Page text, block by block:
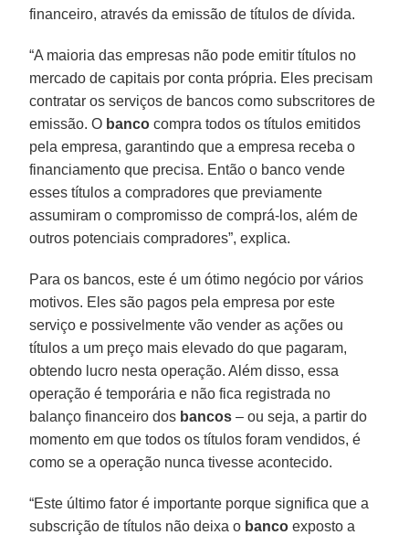
financeiro, através da emissão de títulos de dívida.
“A maioria das empresas não pode emitir títulos no
mercado de capitais por conta própria. Eles precisam
contratar os serviços de bancos como subscritores de
emissão. O banco compra todos os títulos emitidos
pela empresa, garantindo que a empresa receba o
financiamento que precisa. Então o banco vende
esses títulos a compradores que previamente
assumiram o compromisso de comprá-los, além de
outros potenciais compradores”, explica.
Para os bancos, este é um ótimo negócio por vários
motivos. Eles são pagos pela empresa por este
serviço e possivelmente vão vender as ações ou
títulos a um preço mais elevado do que pagaram,
obtendo lucro nesta operação. Além disso, essa
operação é temporária e não fica registrada no
balanço financeiro dos bancos – ou seja, a partir do
momento em que todos os títulos foram vendidos, é
como se a operação nunca tivesse acontecido.
“Este último fator é importante porque significa que a
subscrição de títulos não deixa o banco exposto a